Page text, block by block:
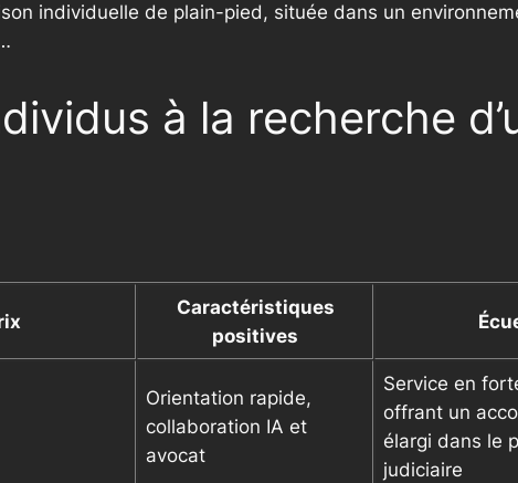
individuelle de plain-pied, située dans un
à la recherche
Caractéristiques
positives
Orientation rapide,
collaboration IA et
avocat
Service en
offrant un
élargi dans le
judiciaire